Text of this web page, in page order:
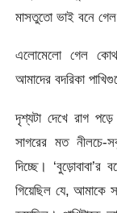
মাসতুতো ভাই বনে
এলোমেলো গেল
আমাদের বদরিকা
দৃশ্যটা দেখে রাগ
সাগরের মত নীলচে-
দিচ্ছে।
গিয়েছিল যে, আমাকে